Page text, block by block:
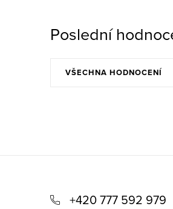
Poslední
VŠECHNA HODNOCENÍ
+420 777 592 979